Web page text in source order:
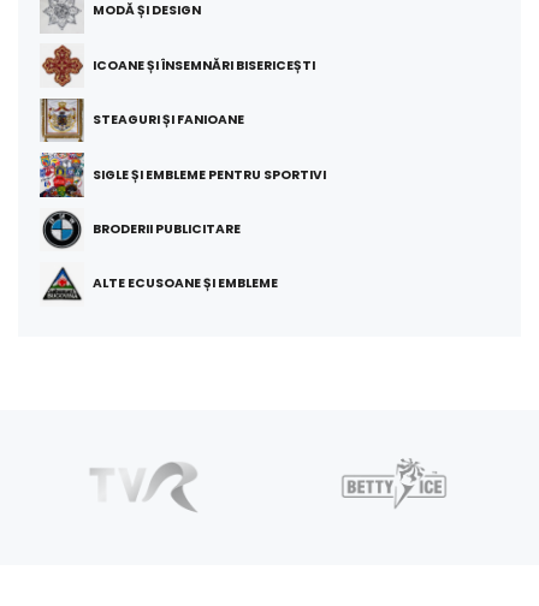
MODĂ ȘI DESIGN
ICOANE ȘI ÎNSEMNĂRI BISERICEȘTI
STEAGURI ȘI FANIOANE
SIGLE ȘI EMBLEME PENTRU SPORTIVI
BRODERII PUBLICITARE
ALTE ECUSOANE ȘI EMBLEME